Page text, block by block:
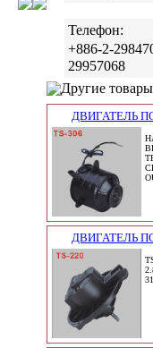
Телефон:
+886-2-
29957068
Другие
ДВИГАТЕЛЬ
ДВИГАТЕЛЬ